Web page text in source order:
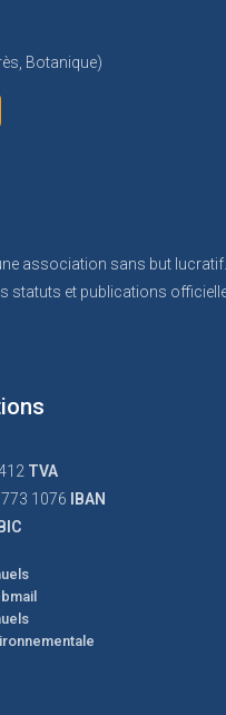
Botanique)
une association sans but
statuts et publications
TVA
1076
IBAN
BIC